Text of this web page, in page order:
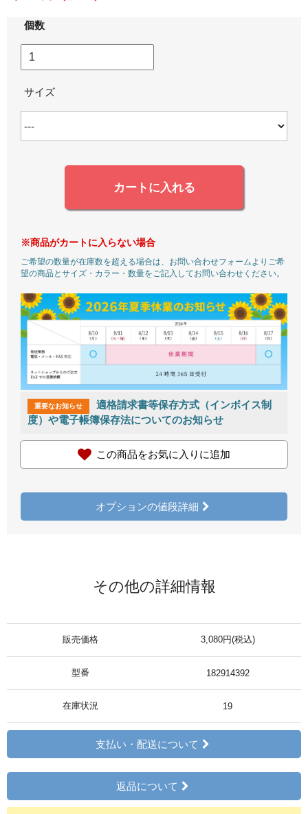
個数
サイズ
カートに入れる
※商品がカートに入らない場合
ご希望の数量が在庫数を超える場合は、お問い合わせフォームよりご希
望の商品とサイズ・カラー・数量をご記入してお問い合わせください。
重要なお知らせ
適格請求書等保存方式（インボイス制
度）や電子帳簿保存法についてのお知らせ
この商品をお気に入りに追加
オプションの値段詳細
その他の詳細情報
販売価格 3,080円(税込)
型番 182914392
在庫状況 19
支払い・配送について
返品について